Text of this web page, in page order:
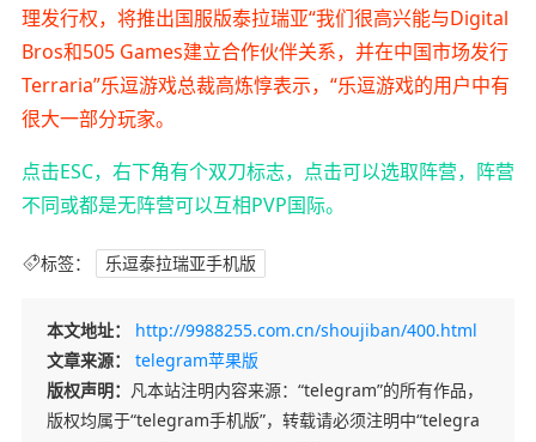
理发行权，将推出国服版泰拉瑞亚“我们很高兴能与Digital
Bros和505 Games建立合作伙伴关系，并在中国市场发行
Terraria”乐逗游戏总裁高炼惇表示，“乐逗游戏的用户中有
很大一部分玩家。
点击ESC，右下角有个双刀标志，点击可以选取阵营，阵营
不同或都是无阵营可以互相PVP国际。
标签： 乐逗泰拉瑞亚手机版
本文地址：
http://9988255.com.cn/shoujiban/400.html
文章来源：
telegram苹果版
版权声明： 凡本站注明内容来源：“telegram”的所有作品，
版权均属于“telegram手机版”，转载请必须注明中“telegra